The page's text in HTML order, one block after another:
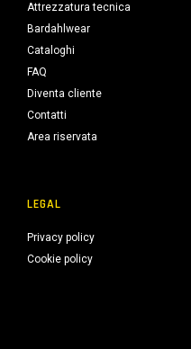
Attrezzatura tecnica
Bardahlwear
Cataloghi
FAQ
Diventa cliente
Contatti
Area riservata
LEGAL
Privacy policy
Cookie policy